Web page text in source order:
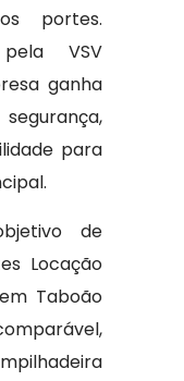
portes.
VSV
ganha
para
de
Locação
Taboão